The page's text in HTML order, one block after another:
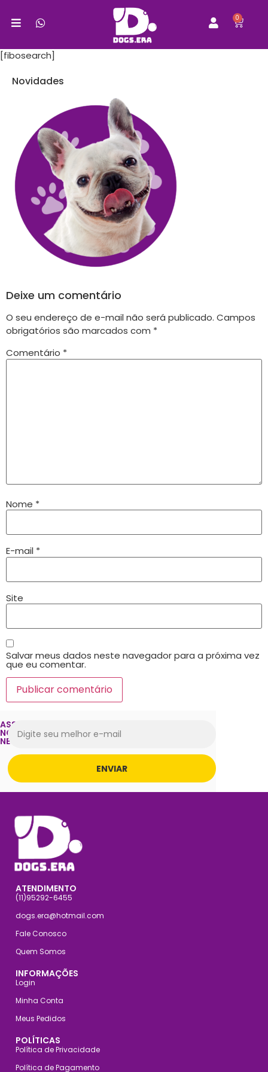
0
[fibosearch]
Novidades
Deixe um comentário
O seu endereço de e-mail não será publicado. Campos
obrigatórios são marcados com *
Comentário *
Nome *
E-mail *
Site
Salvar meus dados neste navegador para a próxima vez
que eu comentar.
ASSINE
NOSSA
NEWSLETTER
ENVIAR
ATENDIMENTO
(11)95292-6455
dogs.era@hotmail.com
Fale Conosco
Quem Somos
INFORMAÇÕES
Login
Minha Conta
Meus Pedidos
POLÍTICAS
Política de Privacidade
Política de Pagamento